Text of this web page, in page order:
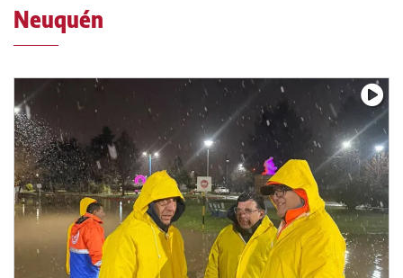
Neuquén